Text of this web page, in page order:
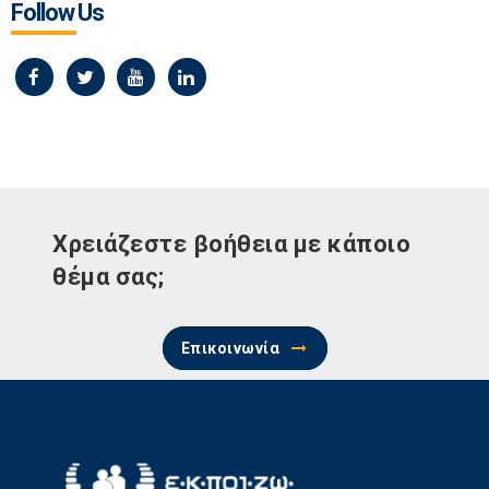
Follow Us
Χρειάζεστε βοήθεια με κάποιο
θέμα σας;
Επικοινωνία